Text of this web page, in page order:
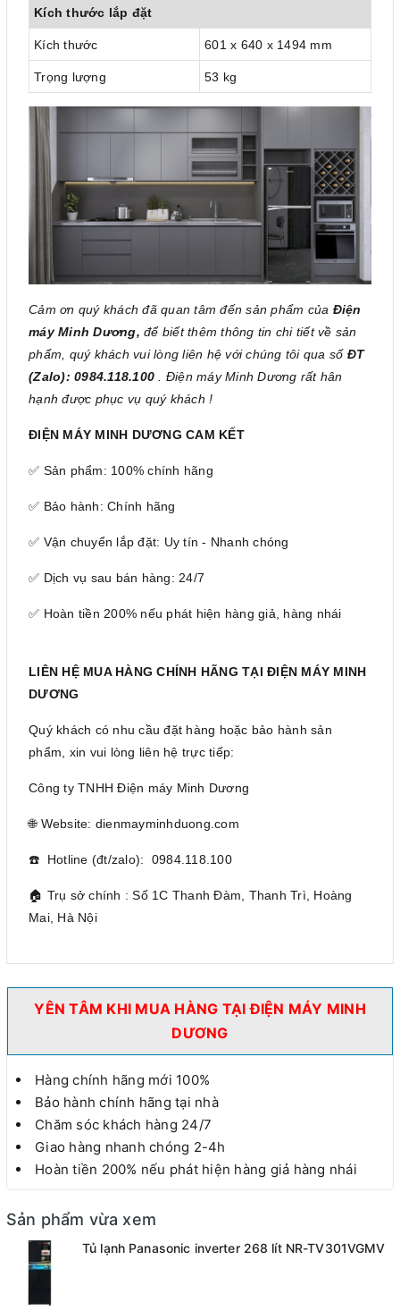
Kích thước lắp đặt
Kích thước 601 x 640 x 1494 mm
Trọng lượng 53 kg
Cảm ơn quý khách đã quan tâm đến sản phẩm của Điện
máy Minh Dương, để biết thêm thông tin chi tiết về sản
phẩm, quý khách vui lòng liên hệ với chúng tôi qua số ĐT
(Zalo): 0984.118.100. Điện máy Minh Dương rất hân
hạnh được phục vụ quý khách !
ĐIỆN MÁY MINH DƯƠNG CAM KẾT
✅ Sản phẩm: 100% chính hãng
✅ Bảo hành: Chính hãng
✅ Vận chuyển lắp đặt: Uy tín - Nhanh chóng
✅ Dịch vụ sau bán hàng: 24/7
✅ Hoàn tiền 200% nếu phát hiện hàng giả, hàng nhái
LIÊN HỆ MUA HÀNG CHÍNH HÃNG TẠI ĐIỆN MÁY MINH
DƯƠNG
Quý khách có nhu cầu đặt hàng hoặc bảo hành sản
phẩm, xin vui lòng liên hệ trực tiếp:
Công ty TNHH Điện máy Minh Dương
🌐 Website: dienmayminhduong.com
☎️ Hotline (đt/zalo): 0984.118.100
🏠 Trụ sở chính : Số 1C Thanh Đàm, Thanh Trì, Hoàng
Mai, Hà Nội
YÊN TÂM KHI MUA HÀNG TẠI ĐIỆN MÁY MINH
DƯƠNG
Hàng chính hãng mới 100%
Bảo hành chính hãng tại nhà
Chăm sóc khách hàng 24/7
Giao hàng nhanh chóng 2-4h
Hoàn tiền 200% nếu phát hiện hàng giả hàng nhái
Sản phẩm vừa xem
Tủ lạnh Panasonic inverter 268 lít NR-TV301VGMV